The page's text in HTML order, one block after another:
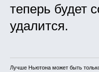
теперь будет
удалится.
Лучше Ньютона может быть